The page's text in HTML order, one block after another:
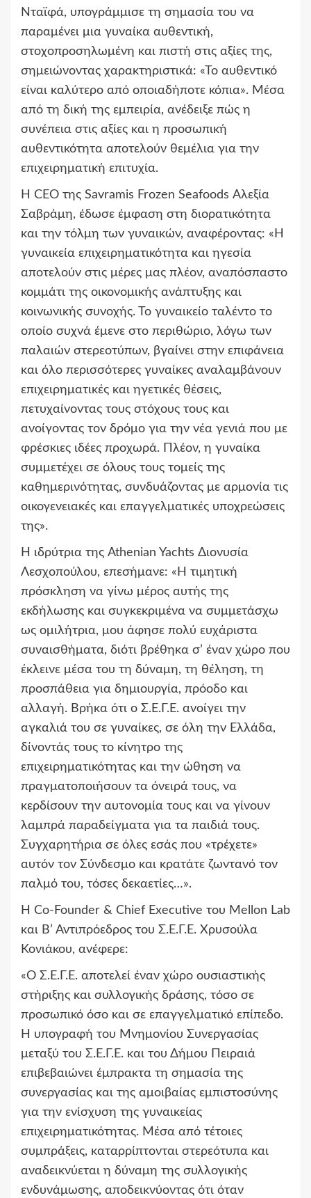
Νταϊφά, υπογράμμισε τη σημασία του να
παραμένει μια γυναίκα αυθεντική,
στοχοπροσηλωμένη και πιστή στις αξίες της,
σημειώνοντας χαρακτηριστικά: «Το αυθεντικό
είναι καλύτερο από οποιαδήποτε κόπια». Μέσα
από τη δική της εμπειρία, ανέδειξε πώς η
συνέπεια στις αξίες και η προσωπική
αυθεντικότητα αποτελούν θεμέλια για την
επιχειρηματική επιτυχία.
Η CEO της Savramis Frozen Seafoods Αλεξία
Σαβράμη, έδωσε έμφαση στη διορατικότητα
και την τόλμη των γυναικών, αναφέροντας: «Η
γυναικεία επιχειρηματικότητα και ηγεσία
αποτελούν στις μέρες μας πλέον, αναπόσπαστο
κομμάτι της οικονομικής ανάπτυξης και
κοινωνικής συνοχής. Το γυναικείο ταλέντο το
οποίο συχνά έμενε στο περιθώριο, λόγω των
παλαιών στερεοτύπων, βγαίνει στην επιφάνεια
και όλο περισσότερες γυναίκες αναλαμβάνουν
επιχειρηματικές και ηγετικές θέσεις,
πετυχαίνοντας τους στόχους τους και
ανοίγοντας τον δρόμο για την νέα γενιά που με
φρέσκιες ιδέες προχωρά. Πλέον, η γυναίκα
συμμετέχει σε όλους τους τομείς της
καθημερινότητας, συνδυάζοντας με αρμονία τις
οικογενειακές και επαγγελματικές υποχρεώσεις
της».
Η ιδρύτρια της Athenian Yachts Διονυσία
Λεσχοπούλου, επεσήμανε: «Η τιμητική
πρόσκληση να γίνω μέρος αυτής της
εκδήλωσης και συγκεκριμένα να συμμετάσχω
ως ομιλήτρια, μου άφησε πολύ ευχάριστα
συναισθήματα, διότι βρέθηκα σ’ έναν χώρο που
έκλεινε μέσα του τη δύναμη, τη θέληση, τη
προσπάθεια για δημιουργία, πρόοδο και
αλλαγή. Βρήκα ότι ο Σ.Ε.Γ.Ε. ανοίγει την
αγκαλιά του σε γυναίκες, σε όλη την Ελλάδα,
δίνοντάς τους το κίνητρο της
επιχειρηματικότητας και την ώθηση να
πραγματοποιήσουν τα όνειρά τους, να
κερδίσουν την αυτονομία τους και να γίνουν
λαμπρά παραδείγματα για τα παιδιά τους.
Συγχαρητήρια σε όλες εσάς που «τρέχετε»
αυτόν τον Σύνδεσμο και κρατάτε ζωντανό τον
παλμό του, τόσες δεκαετίες…».
Η Co-Founder & Chief Executive του Mellon Lab
και Β’ Αντιπρόεδρος του Σ.Ε.Γ.Ε. Χρυσούλα
Κονιάκου, ανέφερε:
«Ο Σ.Ε.Γ.Ε. αποτελεί έναν χώρο ουσιαστικής
στήριξης και συλλογικής δράσης, τόσο σε
προσωπικό όσο και σε επαγγελματικό επίπεδο.
Η υπογραφή του Μνημονίου Συνεργασίας
μεταξύ του Σ.Ε.Γ.Ε. και του Δήμου Πειραιά
επιβεβαιώνει έμπρακτα τη σημασία της
συνεργασίας και της αμοιβαίας εμπιστοσύνης
για την ενίσχυση της γυναικείας
επιχειρηματικότητας. Μέσα από τέτοιες
συμπράξεις, καταρρίπτονται στερεότυπα και
αναδεικνύεται η δύναμη της συλλογικής
ενδυνάμωσης, αποδεικνύοντας ότι όταν